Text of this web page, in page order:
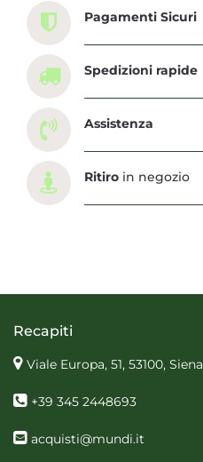
Pagamenti Sicuri
Spedizioni rapide
Assistenza
Ritiro in negozio
Recapiti
Viale Europa, 51, 53100, Siena
+39 345 2448693
acquisti@mundi.it